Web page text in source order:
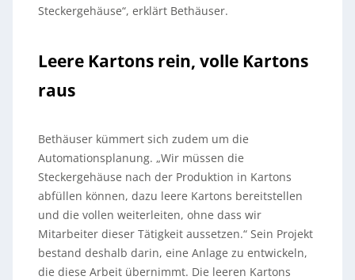
Steckergehäuse“, erklärt Bethäuser.
Leere Kartons rein, volle Kartons
raus
Bethäuser kümmert sich zudem um die
Automationsplanung. „Wir müssen die
Steckergehäuse nach der Produktion in Kartons
abfüllen können, dazu leere Kartons bereitstellen
und die vollen weiterleiten, ohne dass wir
Mitarbeiter dieser Tätigkeit aussetzen.“ Sein Projekt
bestand deshalb darin, eine Anlage zu entwickeln,
die diese Arbeit übernimmt. Die leeren Kartons